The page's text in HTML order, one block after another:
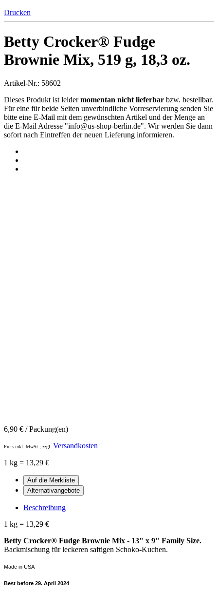
Drucken
Betty Crocker® Fudge
Brownie Mix, 519 g, 18,3 oz.
Artikel-Nr.: 58602
Dieses Produkt ist leidermomentan nicht lieferbar bzw. bestellbar.
Für eine für beide Seiten unverbindliche Vorreservierung senden Sie
bitte eine E-Mail mit dem gewünschten Artikel und der Menge an
die E-Mail Adresse "info@us-shop-berlin.de". Wir werden Sie dann
sofort nach Eintreffen der neuen Lieferung informieren.
6,90 € / Packung(en)
Preis inkl. MwSt., zzgl. Versandkosten
1 kg = 13,29 €
Beschreibung
1 kg = 13,29 €
Betty Crocker® Fudge Brownie Mix - 13" x 9" Family Size.
Backmischung für leckeren saftigen Schoko-Kuchen.
Made in USA
Best before 29. April 2024